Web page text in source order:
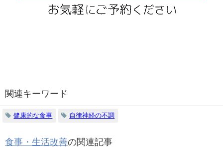
関連キーワード
健康的な食事 自律神経の不調
食事・生活改善の関連記事